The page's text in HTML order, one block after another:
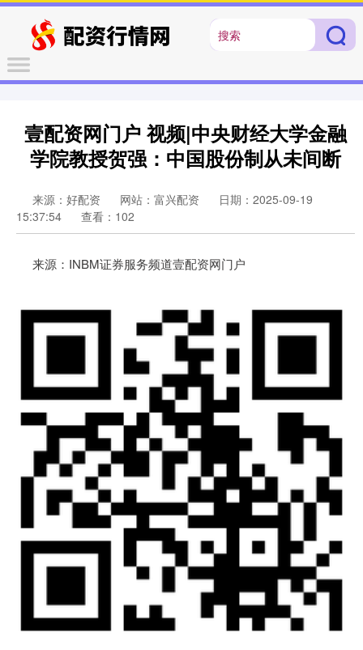
壹配资网门户 视频|中央财经大学金融
学院教授贺强：中国股份制从未间断
来源：好配资 网站：富兴配资
日期：2025-09-19
15:37:54
查看：102
来源：INBM证券服务频道壹配资网门户